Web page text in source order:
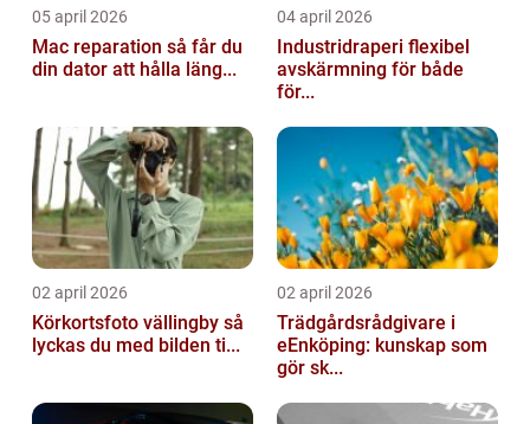
05 april 2026
Mac reparation så får du
din dator att hålla läng...
04 april 2026
Industridraperi flexibel
avskärmning för både
för...
02 april 2026
Körkortsfoto vällingby så
lyckas du med bilden ti...
02 april 2026
Trädgårdsrådgivare i
eEnköping: kunskap som
gör sk...